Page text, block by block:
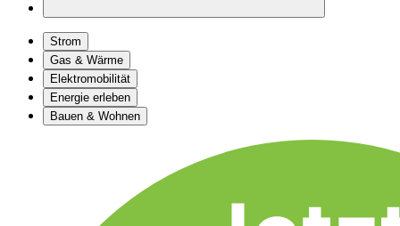
Strom
Gas & Wärme
Elektromobilität
Energie erleben
Bauen & Wohnen